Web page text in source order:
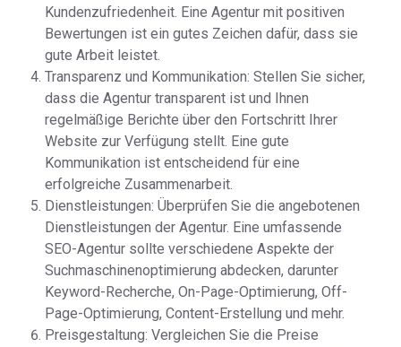
Kundenzufriedenheit. Eine Agentur mit positiven
Bewertungen ist ein gutes Zeichen dafür, dass sie
gute Arbeit leistet.
Transparenz und Kommunikation: Stellen Sie sicher,
dass die Agentur transparent ist und Ihnen
regelmäßige Berichte über den Fortschritt Ihrer
Website zur Verfügung stellt. Eine gute
Kommunikation ist entscheidend für eine
erfolgreiche Zusammenarbeit.
Dienstleistungen: Überprüfen Sie die angebotenen
Dienstleistungen der Agentur. Eine umfassende
SEO-Agentur sollte verschiedene Aspekte der
Suchmaschinenoptimierung abdecken, darunter
Keyword-Recherche, On-Page-Optimierung, Off-
Page-Optimierung, Content-Erstellung und mehr.
Preisgestaltung: Vergleichen Sie die Preise